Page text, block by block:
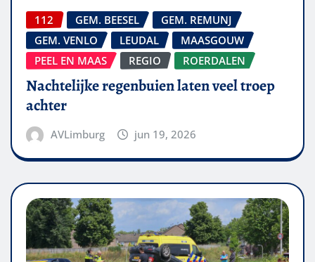
112 GEM. BEESEL
GEM. REMUNJ
GEM. VENLO
LEUDAL
MAASGOUW
PEEL EN MAAS
REGIO ROERDALEN
Nachtelijke regenbuien laten veel troep
achter
AVLimburg jun 19, 2026